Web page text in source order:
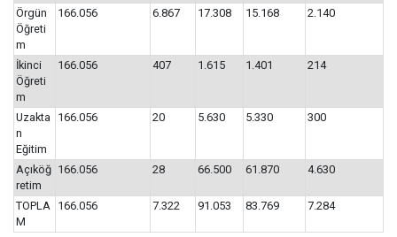
Örgün
Öğreti
m
166.056 6.867 17.308 15.168 2.140
İkinci
Öğreti
m
166.056 407 1.615 1.401 214
Uzakta
n
Eğitim
166.056 20 5.630 5.330 300
Açıköğ
retim
166.056 28 66.500 61.870 4.630
TOPLA
M
166.056 7.322 91.053 83.769 7.284